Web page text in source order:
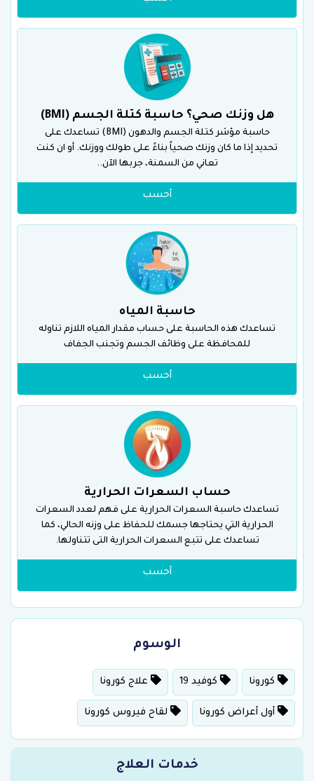
هل وزنك صحي؟ حاسبة كتلة الجسم (BMI)
حاسبة مؤشر كتلة الجسم والدهون (BMI) تساعدك على
تحديد إذا ما كان وزنك صحياً بناءً على طولك ووزنك. أو ان كنت
تعاني من السمنة، جربها الآن..
أحسب
حاسبة المياه
تساعدك هذه الحاسبة على حساب مقدار المياه اللازم تناوله
للمحافظة على وظائف الجسم وتجنب الجفاف
أحسب
حساب السعرات الحرارية
تساعدك حاسبة السعرات الحرارية على فهم لعدد السعرات
الحرارية التي يحتاجها جسمك للحفاظ على وزنه الحالي، كما
تساعدك على تتبع السعرات الحرارية التى تتناولها.
أحسب
الوسوم
كورونا كوفيد 19 علاج كورونا
أول أعراض كورونا لقاح فيروس كورونا
خدمات العلاج